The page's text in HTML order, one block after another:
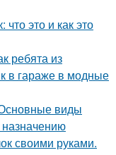
это и как это
ребята из
в гараже в модные
виды
своими руками.